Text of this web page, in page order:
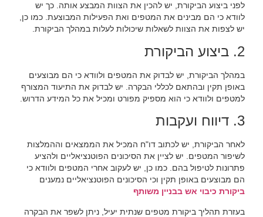
לפני ביצוע הביקורת, יש להכין את הצוות המבצע אותה. כך יש
לוודא כי הם מבינים את המטפים ואת הפעילות המבוצעת. כמו כן,
יש לצפות את הצוות לשאלות שיכולות לעלות במהלך הביקורת.
2. ביצוע הביקורת
במהלך הביקורת, יש לבדוק את המטפים ולוודא כי הם מבוצעים
באופן תקין ובהתאם לכללי הבקרה. יש לבדוק את התיעוד המצורף
למטפים ולוודא כי הוא מספיק מפורט ומכיל את כל המידע הדרוש.
3. דיווח ועקבות
לאחר הביקורת, יש לכתוב דו"ח המכיל את הממצאים וההמלצות
לשיפור המטפים. יש לציין את הסיכונים הפוטנציאליים ולהציע
פתרונות לטיפול בהם. כמו כן, יש לעקוב אחרי המטפים ולוודא כי
הם מבוצעים באופן תקין וכי הסיכונים הפוטנציאליים נמענים
ביקורת כיבוי אש בבניין משותף
בעזרת תהליך ביקורת מטפים שנתית יעיל, ניתן לשפר את הבקרה